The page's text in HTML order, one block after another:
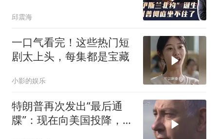
邱震海
一口气看完！这些热门短
剧太上头，每集都是宝藏
小影的娱乐
特朗普再次发出“最后通
牒”：现在向美国投降，是